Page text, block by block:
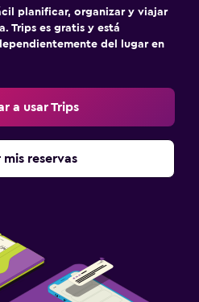
planificar, organizar y viajar
Trips es gratis y está
del lugar en
a usar Trips
mis reservas